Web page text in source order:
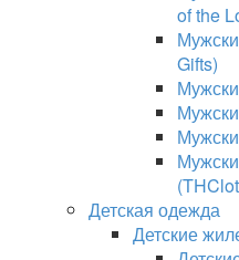
of the
Gifts)
Детская одежда
Детские